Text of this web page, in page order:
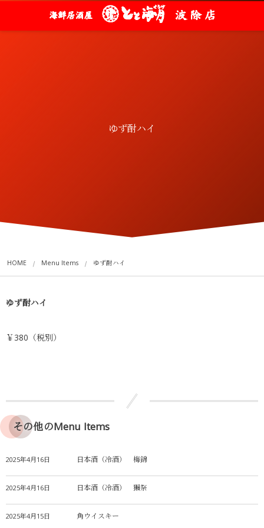
ゆず酎ハイ
HOME Menu Items ゆず酎ハイ
ゆず酎ハイ
￥380（税別）
その他のMenu Items
2025年4月16日 日本酒（冷酒） 梅錦
2025年4月16日 日本酒（冷酒） 獺祭
2025年4月15日 角ウイスキー